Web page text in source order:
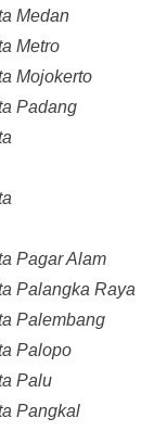
Medan
Metro
Mojokerto
Padang
Pagar Alam
Palangka Raya
Palembang
Palopo
Palu
Pangkal